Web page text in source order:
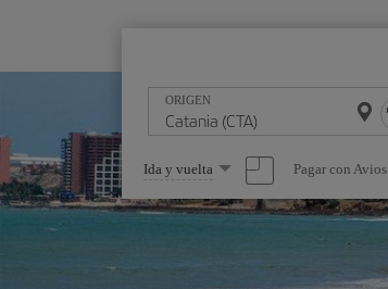
ORIGEN
Seleccione
una
opción
Ida y vuelta Pagar con Avios